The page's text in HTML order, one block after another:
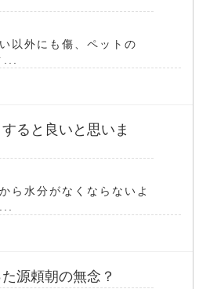
以外にも傷、ペットの
ると良いと思いま
ら水分がなくならないよ
源頼朝の無念？